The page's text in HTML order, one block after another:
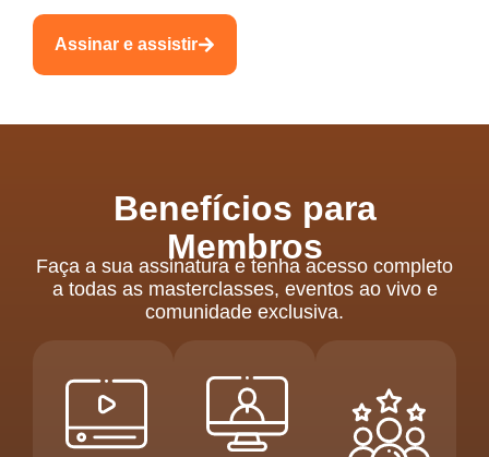
Assinar e assistir
Benefícios para
Membros
Faça a sua assinatura e tenha acesso completo
a todas as masterclasses, eventos ao vivo e
comunidade exclusiva.